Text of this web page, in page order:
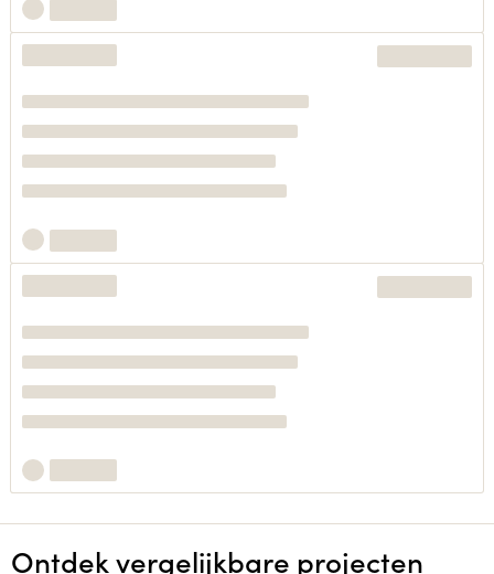
Ontdek vergelijkbare projecten